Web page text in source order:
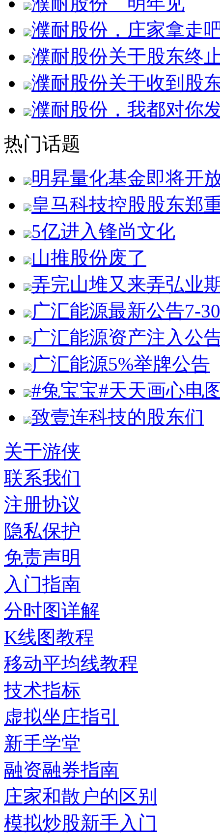
濮耐股份，庄家拿走
濮耐股份关于股东终
濮耐股份关于收到股
濮耐股份，我都对你
热门话题
明昇量化基金即将开
皇马科技控股股东郑
5亿进入锋尚文化
山推股份废了
弄完山堆又来弄弘业
广汇能源最新公告7-30
广汇能源资产注入公
广汇能源5%举牌公告
#兔宝宝#天天画心电
致壹连科技的股东们
关于游侠
联系我们
注册协议
隐私保护
免责声明
入门指南
分时图详解
K线图教程
移动平均线教程
技术指标
虚拟坐庄指引
新手学堂
融资融券指南
庄家和散户的区别
模拟炒股新手入门